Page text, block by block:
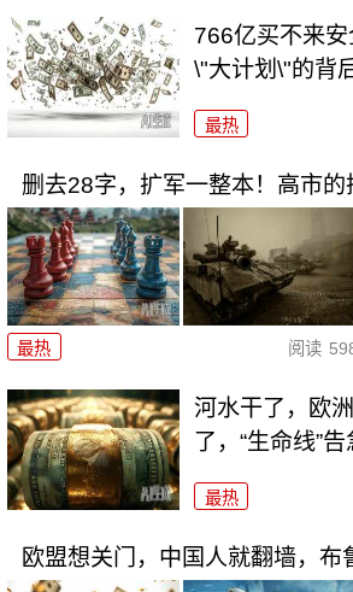
766亿买不来
\"大计划\"的背
最热
删去28字，扩军一整本！高市的
最热 阅读
河水干了，欧
了，“生命线”告
最热
欧盟想关门，中国人就翻墙，布